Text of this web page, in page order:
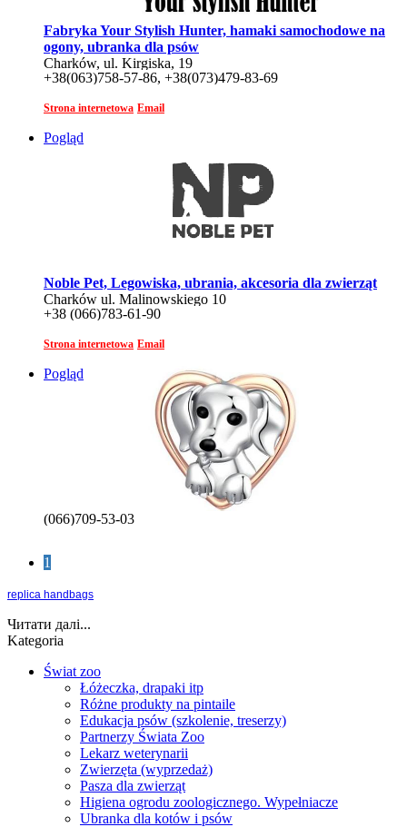
Fabryka Your Stylish Hunter, hamaki samochodowe na
ogony, ubranka dla psów
Charków, ul. Kirgiska, 19
+38(063)758-57-86, +38(073)479-83-69
Strona internetowa Email
Pogląd
Noble Pet, Legowiska, ubrania, akcesoria dla zwierząt
Charków ul. Malinowskiego 10
+38 (066)783-61-90
Strona internetowa Email
Pogląd
(066)709-53-03
1
replica handbags
Читати далі...
Kategoria
Świat zoo
Łóżeczka, drapaki itp
Różne produkty na pintaile
Edukacja psów (szkolenie, treserzy)
Partnerzy Świata Zoo
Lekarz weterynarii
Zwierzęta (wyprzedaż)
Pasza dla zwierząt
Higiena ogrodu zoologicznego. Wypełniacze
Ubranka dla kotów i psów